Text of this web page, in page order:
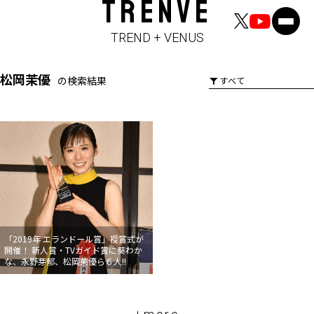
TRENVE
TREND + VENUS
松岡茉優 の検索結果
「2019年 エランドール賞」授賞式が
開催！ 新人賞・TVガイド賞に葵わか
な、永野芽郁、松岡茉優ら６人!!